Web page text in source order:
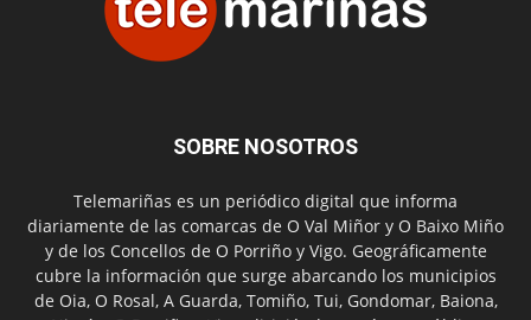
SOBRE NOSOTROS
Telemariñas es un periódico digital que informa
diariamente de las comarcas de O Val Miñor y O Baixo Miño
y de los Concellos de O Porriño y Vigo. Geográficamente
cubre la información que surge abarcando los municipios
de Oia, O Rosal, A Guarda, Tomiño, Tui, Gondomar, Baiona,